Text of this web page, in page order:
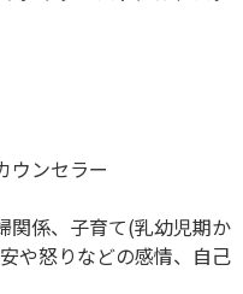
ウンセラー
関係、子育て(乳幼児期か
や怒りなどの感情、自己